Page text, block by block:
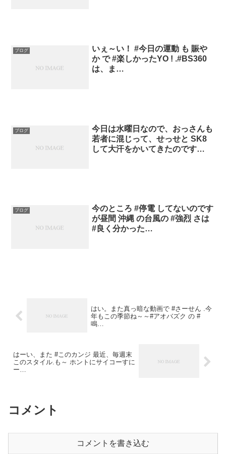
ブログ
いぇ～い！ #今日の運動 も 賑や
か で #楽しかったYO ! .#BS360
は、ま…
ブログ
今日は水曜日なので、おっさんも
若者に混じって、せっせと SK8
して大汗をかいてきたのです…
ブログ
今のところ #停電 してないのです
が昼間 沖縄 の台風の #強烈 さは
#良く分かった…
はい。また真っ暗な動画で #さーせん .今
年もこの季節ね～～#アオバズク の #
鳴…
はーい、また #このカンジ 最近、毎週末
このスタイル.も～ ホントにサイコーすに
ー…
コメント
コメントを書き込む